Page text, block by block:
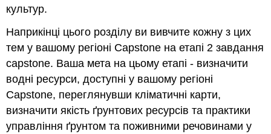
культур.
Наприкінці цього розділу ви вивчите кожну з цих
тем у вашому регіоні Capstone на етапі 2 завдання
capstone. Ваша мета на цьому етапі - визначити
водні ресурси, доступні у вашому регіоні
Capstone, переглянувши кліматичні карти,
визначити якість ґрунтових ресурсів та практики
управління ґрунтом та поживними речовинами у